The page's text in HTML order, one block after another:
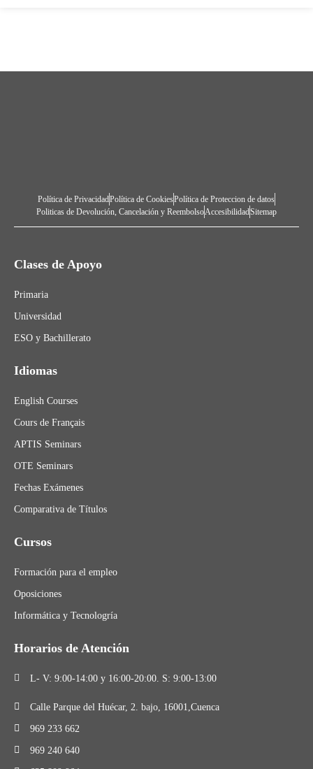
Política de PrivacidadPolítica de CookiesPolítica de Proteccion de datos
Politicas de Devolución, Cancelación y ReembolsoAccesibilidadSitemap
Clases de Apoyo
Primaria
Universidad
ESO y Bachillerato
Idiomas
English Courses
Cours de Français
APTIS Seminars
OTE Seminars
Fechas Exámenes
Comparativa de Títulos
Cursos
Formación para el empleo
Oposiciones
Informática y Tecnologría
Horarios de Atención
L- V: 9:00-14:00 y 16:00-20:00. S: 9:00-13:00
Calle Parque del Huécar, 2. bajo, 16001,Cuenca
969 233 662
969 240 640